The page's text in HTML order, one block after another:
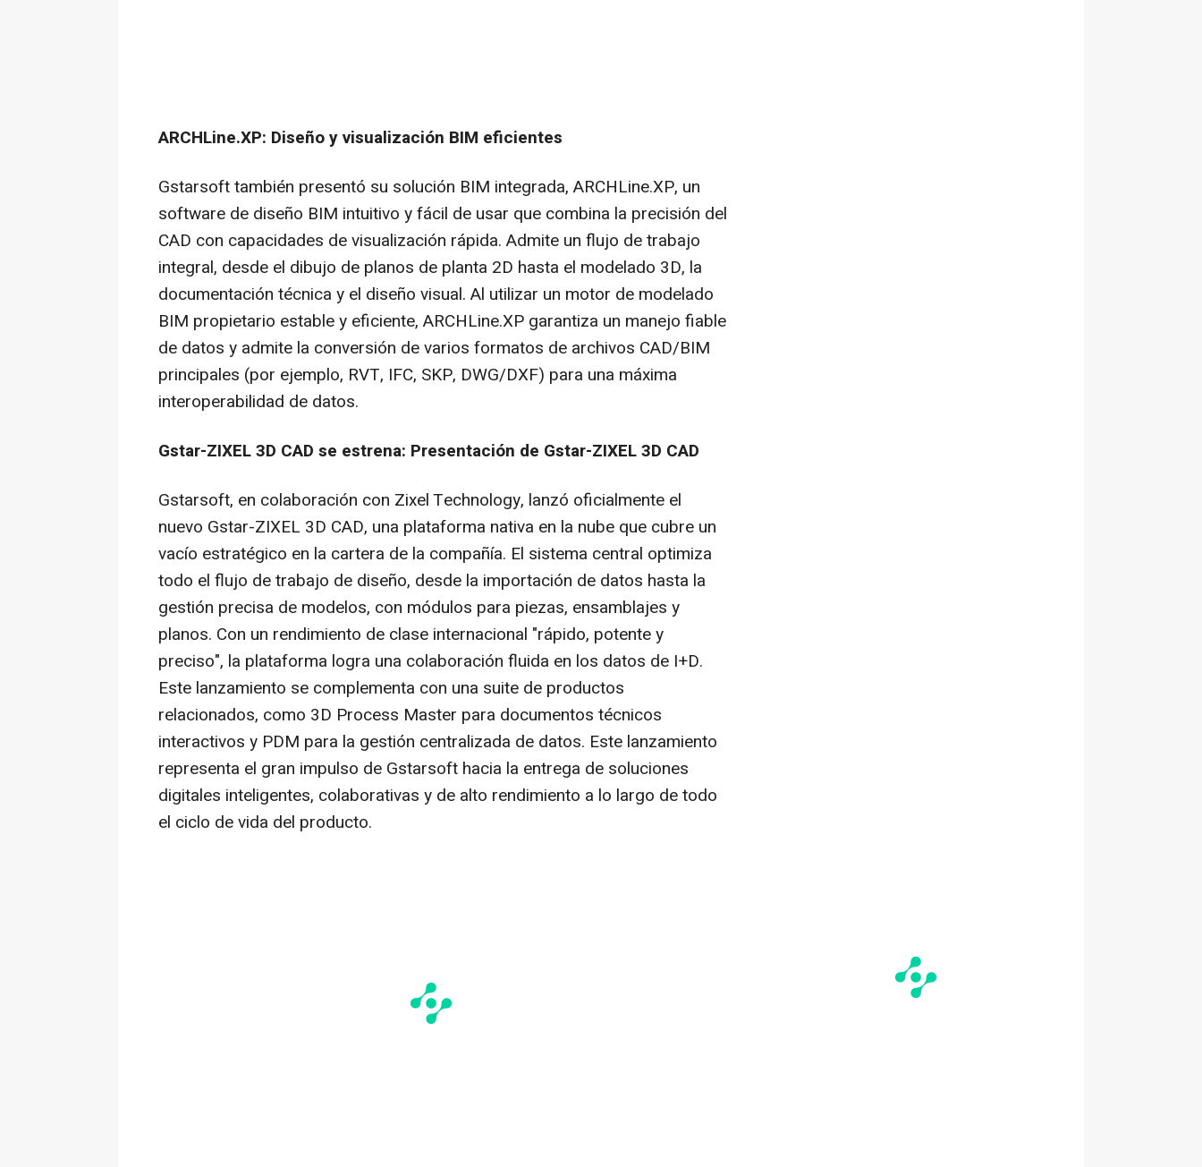
ARCHLine.XP: Diseño y visualización BIM eficientes
Gstarsoft también presentó su solución BIM integrada, ARCHLine.XP, un
software de diseño BIM intuitivo y fácil de usar que combina la precisión del
CAD con capacidades de visualización rápida. Admite un flujo de trabajo
integral, desde el dibujo de planos de planta 2D hasta el modelado 3D, la
documentación técnica y el diseño visual. Al utilizar un motor de modelado
BIM propietario estable y eficiente, ARCHLine.XP garantiza un manejo fiable
de datos y admite la conversión de varios formatos de archivos CAD/BIM
principales (por ejemplo, RVT, IFC, SKP, DWG/DXF) para una máxima
interoperabilidad de datos.
Gstar-ZIXEL 3D CAD se estrena: Presentación de Gstar-ZIXEL 3D CAD
Gstarsoft, en colaboración con Zixel Technology, lanzó oficialmente el
nuevo Gstar-ZIXEL 3D CAD, una plataforma nativa en la nube que cubre un
vacío estratégico en la cartera de la compañía. El sistema central optimiza
todo el flujo de trabajo de diseño, desde la importación de datos hasta la
gestión precisa de modelos, con módulos para piezas, ensamblajes y
planos. Con un rendimiento de clase internacional "rápido, potente y
preciso", la plataforma logra una colaboración fluida en los datos de I+D.
Este lanzamiento se complementa con una suite de productos
relacionados, como 3D Process Master para documentos técnicos
interactivos y PDM para la gestión centralizada de datos. Este lanzamiento
representa el gran impulso de Gstarsoft hacia la entrega de soluciones
digitales inteligentes, colaborativas y de alto rendimiento a lo largo de todo
el ciclo de vida del producto.